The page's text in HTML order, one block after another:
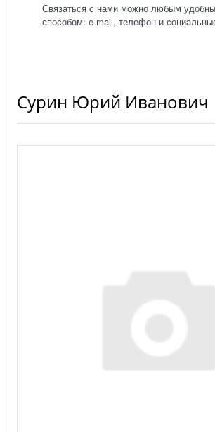
Связаться с нами можно любым
способом: e-mail, телефон и
Сурин Юрий Иванович